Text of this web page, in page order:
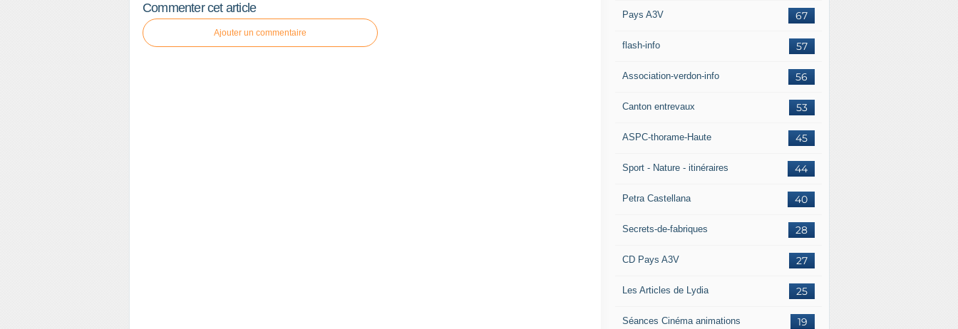
Commenter cet article
Ajouter un commentaire
67
Pays A3V
57
flash-info
56
Association-verdon-info
53
Canton entrevaux
45
ASPC-thorame-Haute
44
Sport - Nature - itinéraires
40
Petra Castellana
28
Secrets-de-fabriques
27
CD Pays A3V
25
Les Articles de Lydia
19
Séances Cinéma animations